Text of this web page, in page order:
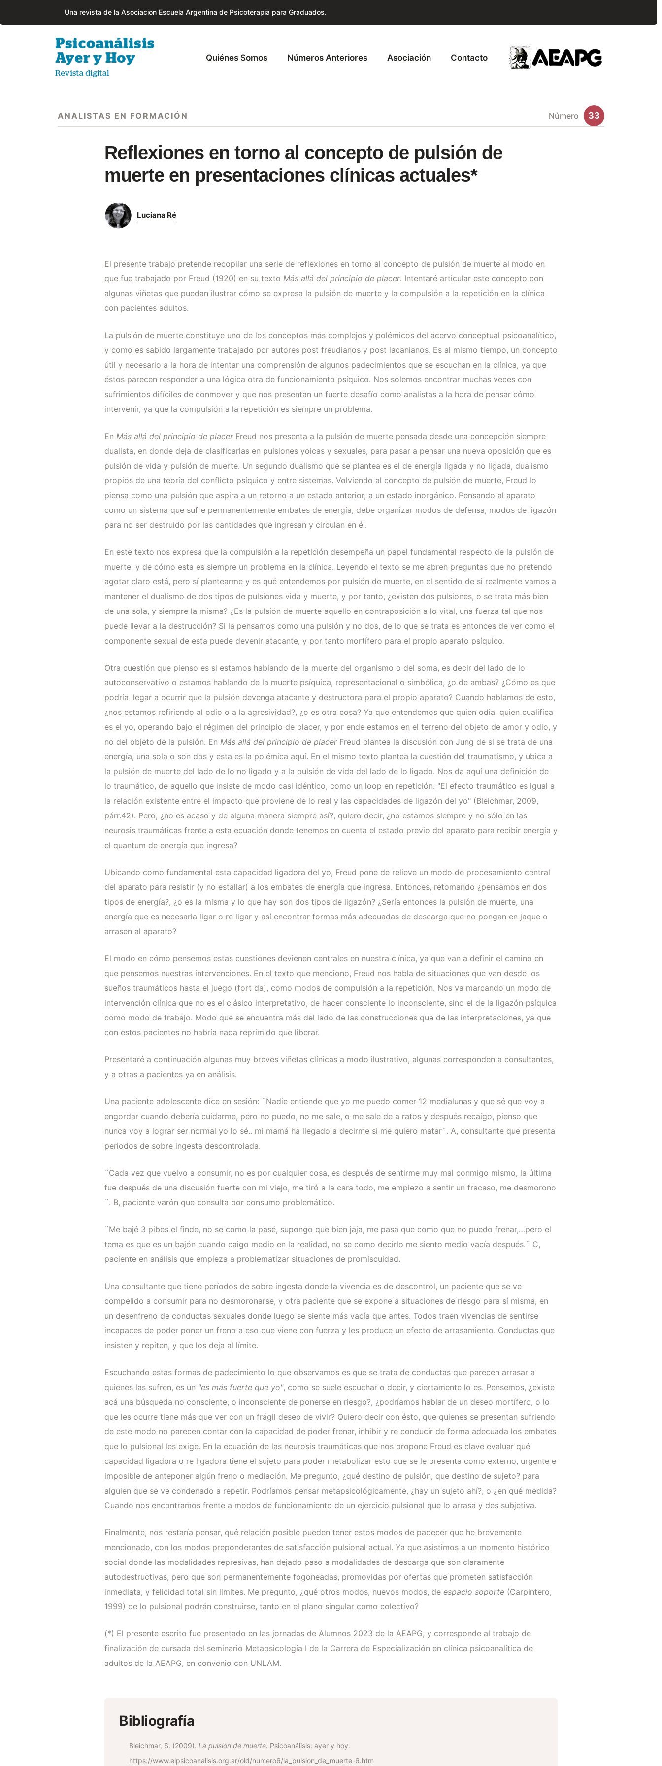
Una revista de la Asociacion Escuela Argentina de Psicoterapia para Graduados.
Quiénes Somos Números Anteriores Asociación Contacto
ANALISTAS EN FORMACIÓN Número 33
Reflexiones en torno al concepto de pulsión de
muerte en presentaciones clínicas actuales*
Luciana Ré
El presente trabajo pretende recopilar una serie de reflexiones en torno al concepto de pulsión de muerte al modo en
que fue trabajado por Freud (1920) en su texto Más allá del principio de placer. Intentaré articular este concepto con
algunas viñetas que puedan ilustrar cómo se expresa la pulsión de muerte y la compulsión a la repetición en la clínica
con pacientes adultos.
La pulsión de muerte constituye uno de los conceptos más complejos y polémicos del acervo conceptual psicoanalítico,
y como es sabido largamente trabajado por autores post freudianos y post lacanianos. Es al mismo tiempo, un concepto
útil y necesario a la hora de intentar una comprensión de algunos padecimientos que se escuchan en la clínica, ya que
éstos parecen responder a una lógica otra de funcionamiento psíquico. Nos solemos encontrar muchas veces con
sufrimientos difíciles de conmover y que nos presentan un fuerte desafío como analistas a la hora de pensar cómo
intervenir, ya que la compulsión a la repetición es siempre un problema.
En Más allá del principio de placerFreud nos presenta a la pulsión de muerte pensada desde una concepción siempre
dualista, en donde deja de clasificarlas en pulsiones yoicas y sexuales, para pasar a pensar una nueva oposición que es
pulsión de vida y pulsión de muerte. Un segundo dualismo que se plantea es el de energía ligada y no ligada, dualismo
propios de una teoría del conflicto psíquico y entre sistemas. Volviendo al concepto de pulsión de muerte, Freud lo
piensa como una pulsión que aspira a un retorno a un estado anterior, a un estado inorgánico. Pensando al aparato
como un sistema que sufre permanentemente embates de energía, debe organizar modos de defensa, modos de ligazón
para no ser destruido por las cantidades que ingresan y circulan en él.
En este texto nos expresa que la compulsión a la repetición desempeña un papel fundamental respecto de la pulsión de
muerte, y de cómo esta es siempre un problema en la clínica. Leyendo el texto se me abren preguntas que no pretendo
agotar claro está, pero sí plantearme y es qué entendemos por pulsión de muerte, en el sentido de si realmente vamos a
mantener el dualismo de dos tipos de pulsiones vida y muerte, y por tanto, ¿existen dos pulsiones, o se trata más bien
de una sola, y siempre la misma? ¿Es la pulsión de muerte aquello en contraposición a lo vital, una fuerza tal que nos
puede llevar a la destrucción? Si la pensamos como una pulsión y no dos, de lo que se trata es entonces de ver como el
componente sexual de esta puede devenir atacante, y por tanto mortífero para el propio aparato psíquico.
Otra cuestión que pienso es si estamos hablando de la muerte del organismo o del soma, es decir del lado de lo
autoconservativo o estamos hablando de la muerte psíquica, representacional o simbólica, ¿o de ambas? ¿Cómo es que
podría llegar a ocurrir que la pulsión devenga atacante y destructora para el propio aparato? Cuando hablamos de esto,
¿nos estamos refiriendo al odio o a la agresividad?, ¿o es otra cosa? Ya que entendemos que quien odia, quien cualifica
es el yo, operando bajo el régimen del principio de placer, y por ende estamos en el terreno del objeto de amor y odio, y
no del objeto de la pulsión. En Más allá del principio de placerFreud plantea la discusión con Jung de si se trata de una
energía, una sola o son dos y esta es la polémica aquí. En el mismo texto plantea la cuestión del traumatismo, y ubica a
la pulsión de muerte del lado de lo no ligado y a la pulsión de vida del lado de lo ligado. Nos da aquí una definición de
lo traumático, de aquello que insiste de modo casi idéntico, como un loop en repetición. "El efecto traumático es igual a
la relación existente entre el impacto que proviene de lo real y las capacidades de ligazón del yo" (Bleichmar, 2009,
párr.42). Pero, ¿no es acaso y de alguna manera siempre así?, quiero decir, ¿no estamos siempre y no sólo en las
neurosis traumáticas frente a esta ecuación donde tenemos en cuenta el estado previo del aparato para recibir energía y
el quantum de energía que ingresa?
Ubicando como fundamental esta capacidad ligadora del yo, Freud pone de relieve un modo de procesamiento central
del aparato para resistir (y no estallar) a los embates de energía que ingresa. Entonces, retomando ¿pensamos en dos
tipos de energía?, ¿o es la misma y lo que hay son dos tipos de ligazón? ¿Sería entonces la pulsión de muerte, una
energía que es necesaria ligar o re ligar y así encontrar formas más adecuadas de descarga que no pongan en jaque o
arrasen al aparato?
El modo en cómo pensemos estas cuestiones devienen centrales en nuestra clínica, ya que van a definir el camino en
que pensemos nuestras intervenciones. En el texto que menciono, Freud nos habla de situaciones que van desde los
sueños traumáticos hasta el juego (fort da), como modos de compulsión a la repetición. Nos va marcando un modo de
intervención clínica que no es el clásico interpretativo, de hacer consciente lo inconsciente, sino el de la ligazón psíquica
como modo de trabajo. Modo que se encuentra más del lado de las construcciones que de las interpretaciones, ya que
con estos pacientes no habría nada reprimido que liberar.
Presentaré a continuación algunas muy breves viñetas clínicas a modo ilustrativo, algunas corresponden a consultantes,
y a otras a pacientes ya en análisis.
Una paciente adolescente dice en sesión: ¨Nadie entiende que yo me puedo comer 12 medialunas y que sé que voy a
engordar cuando debería cuidarme, pero no puedo, no me sale, o me sale de a ratos y después recaigo, pienso que
nunca voy a lograr ser normal yo lo sé.. mi mamá ha llegado a decirme si me quiero matar¨. A, consultante que presenta
periodos de sobre ingesta descontrolada.
¨Cada vez que vuelvo a consumir, no es por cualquier cosa, es después de sentirme muy mal conmigo mismo, la última
fue después de una discusión fuerte con mi viejo, me tiró a la cara todo, me empiezo a sentir un fracaso, me desmorono
¨. B, paciente varón que consulta por consumo problemático.
¨Me bajé 3 pibes el finde, no se como la pasé, supongo que bien jaja, me pasa que como que no puedo frenar,…pero el
tema es que es un bajón cuando caigo medio en la realidad, no se como decirlo me siento medio vacía después.¨ C,
paciente en análisis que empieza a problematizar situaciones de promiscuidad.
Una consultante que tiene períodos de sobre ingesta donde la vivencia es de descontrol, un paciente que se ve
compelido a consumir para no desmoronarse, y otra paciente que se expone a situaciones de riesgo para sí misma, en
un desenfreno de conductas sexuales donde luego se siente más vacía que antes. Todos traen vivencias de sentirse
incapaces de poder poner un freno a eso que viene con fuerza y les produce un efecto de arrasamiento. Conductas que
insisten y repiten, y que los deja al límite.
Escuchando estas formas de padecimiento lo que observamos es que se trata de conductas que parecen arrasar a
quienes las sufren, es un "es más fuerte que yo", como se suele escuchar o decir, y ciertamente lo es. Pensemos, ¿existe
acá una búsqueda no consciente, o inconsciente de ponerse en riesgo?, ¿podríamos hablar de un deseo mortífero, o lo
que les ocurre tiene más que ver con un frágil deseo de vivir? Quiero decir con ésto, que quienes se presentan sufriendo
de este modo no parecen contar con la capacidad de poder frenar, inhibir y re conducir de forma adecuada los embates
que lo pulsional les exige. En la ecuación de las neurosis traumáticas que nos propone Freud es clave evaluar qué
capacidad ligadora o re ligadora tiene el sujeto para poder metabolizar esto que se le presenta como externo, urgente e
imposible de anteponer algún freno o mediación. Me pregunto, ¿qué destino de pulsión, que destino de sujeto? para
alguien que se ve condenado a repetir. Podríamos pensar metapsicológicamente, ¿hay un sujeto ahí?, o ¿en qué medida?
Cuando nos encontramos frente a modos de funcionamiento de un ejercicio pulsional que lo arrasa y des subjetiva.
Finalmente, nos restaría pensar, qué relación posible pueden tener estos modos de padecer que he brevemente
mencionado, con los modos preponderantes de satisfacción pulsional actual. Ya que asistimos a un momento histórico
social donde las modalidades represivas, han dejado paso a modalidades de descarga que son claramente
autodestructivas, pero que son permanentemente fogoneadas, promovidas por ofertas que prometen satisfacción
inmediata, y felicidad total sin limites. Me pregunto, ¿qué otros modos, nuevos modos, de espacio soporte (Carpintero,
1999) de lo pulsional podrán construirse, tanto en el plano singular como colectivo?
(*) El presente escrito fue presentado en las jornadas de Alumnos 2023 de la AEAPG, y corresponde al trabajo de
finalización de cursada del seminario Metapsicología I de la Carrera de Especialización en clínica psicoanalítica de
adultos de la AEAPG, en convenio con UNLAM.
Bibliografía
Bleichmar, S. (2009). La pulsión de muerte. Psicoanálisis: ayer y hoy.
https://www.elpsicoanalisis.org.ar/old/numero6/la_pulsion_de_muerte-6.htm